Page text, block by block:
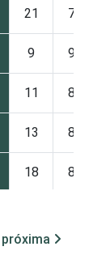
21 78
9 90
11 88
13 86
18 81
22
próxima